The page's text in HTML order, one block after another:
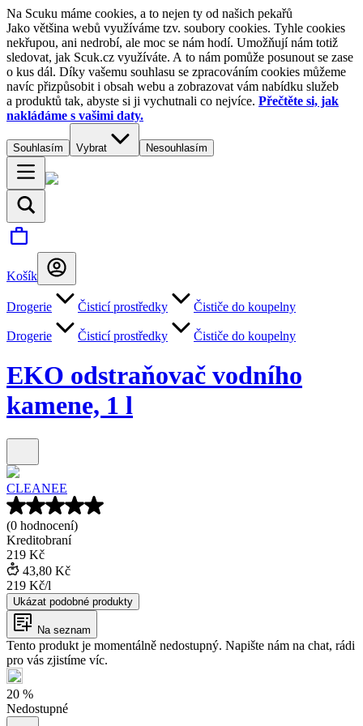
Na Scuku máme cookies, a to nejen ty od našich pekařů
Jako většina webů využíváme tzv. soubory cookies. Tyhle cookies
nekřupou, ani nedrobí, ale moc se nám hodí. Umožňují nám totiž
sledovat, jak Scuk.cz využíváte. A to nám pomůže posunout se zase
o kus dál. Díky vašemu souhlasu se zpracováním cookies můžeme
navíc přizpůsobit i obsah webu a zobrazovat vám nabídku služeb
a produktů tak, abyste si ji vychutnali co nejvíce. Přečtěte si, jak
nakládáme s vašimi daty.
Souhlasím Vybrat Nesouhlasím
Košík
Drogerie Čisticí prostředky Čističe do koupelny
Drogerie Čisticí prostředky Čističe do koupelny
EKO odstraňovač vodního
kamene, 1 l
CLEANEE
(0 hodnocení)
Kreditobraní
219 Kč
43,80 Kč
219 Kč/l
Ukázat podobné produkty
Na seznam
Tento produkt je momentálně nedostupný. Napište nám na chat, rádi
pro vás zjistíme víc.
20 %
Nedostupné